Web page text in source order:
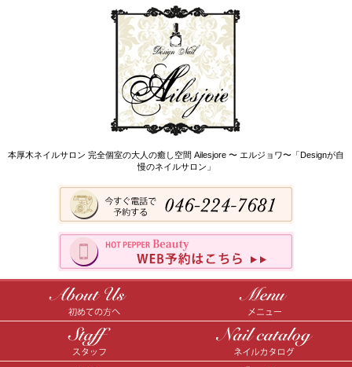
本厚木ネイルサロン 完全個室の大人の癒し空間 Ailesjore 〜 エルジョワ〜「Designが自
慢のネイルサロン」